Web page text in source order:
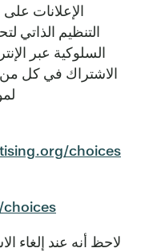
الإعلانات
التنظيم الذاتي
السلوكية عبر
الاشتراك في كل من
choices
لاحظ أنه عند إلغاء